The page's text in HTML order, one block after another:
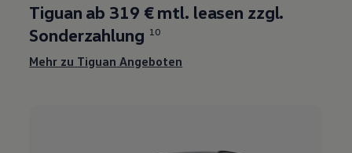
Tiguan ab 319 € mtl. leasen zzgl.
Sonderzahlung 10
Mehr zu Tiguan Angeboten